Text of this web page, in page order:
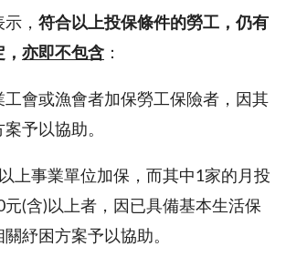
， 符合以上投保條件的勞工，仍有
亦即不包含 ：
工會或漁會者加保勞工保險者，因其
予以協助。
上事業單位加保，而其中1家的月投
元(含)以上者，因已具備基本生活保
紓困方案予以協助。